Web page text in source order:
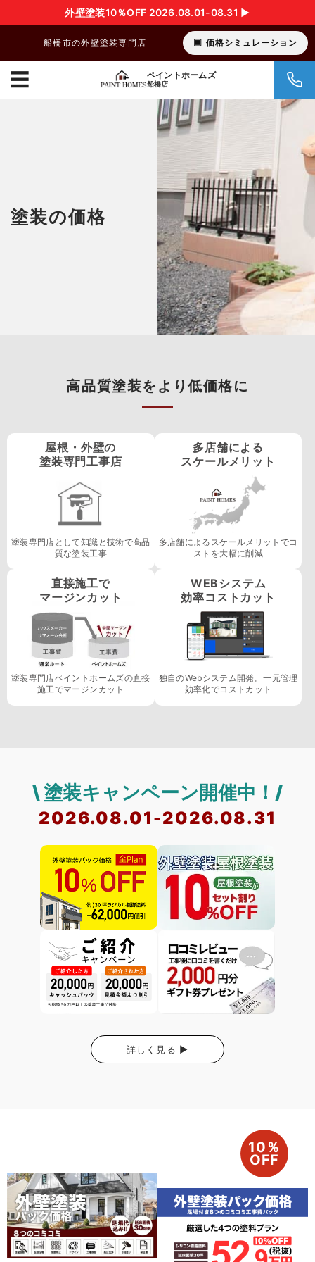
外壁塗装10％OFF 2026.08.01-08.31 ▶︎
船橋市の外壁塗装専門店 価格シミュレーション
ペイントホームズ
船橋店
☰
塗装の価格
高品質塗装をより低価格に
屋根・外壁の
塗装専門工事店
塗装専門店として知識と技術で高品
質な塗装工事
多店舗による
スケールメリット
多店舗によるスケールメリットでコ
ストを大幅に削減
直接施工で
マージンカット
塗装専門店ペイントホームズの直接
施工でマージンカット
WEBシステム
効率コストカット
独自のWebシステム開発。一元管理
効率化でコストカット
\ 塗装キャンペーン開催中！/
2026.08.01-2026.08.31
詳しく見る ▶
10％
OFF